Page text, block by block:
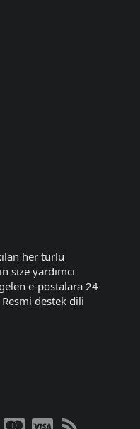
her türlü
size yardımcı
e-postalara 24
destek dili